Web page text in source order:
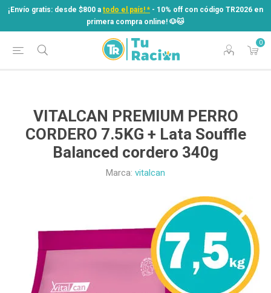
¡Envío gratis: desde $800 a todo el país! * - 10% off con código TR2026 en
primera compra online! ​🐶​🐱
0
¡Envío gratis: desde $800 atodo el país! *
- 10% off con código TR2026 en
primera compra online! ​🐶​🐱
VITALCAN PREMIUM PERRO
CORDERO 7.5KG + Lata Souffle
Balanced cordero 340g
Marca: vitalcan